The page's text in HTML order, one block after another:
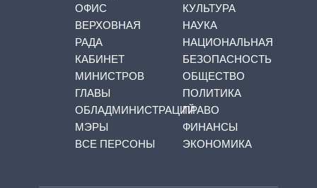
ОФИС
ВЕРХОВНАЯ
РАДА
КАБИНЕТ
МИНИСТРОВ
ГЛАВЫ
ОБЛАДМИНИСТРАЦИЙ
МЭРЫ
ВСЕ ПЕРСОНЫ
КУЛЬТУРА
НАУКА
НАЦИОНАЛЬНАЯ
БЕЗОПАСНОСТЬ
ОБЩЕСТВО
ПОЛИТИКА
ПРАВО
ФИНАНСЫ
ЭКОНОМИКА